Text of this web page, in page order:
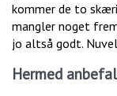
kommer de to
mangler noget
jo altså godt.
Hermed